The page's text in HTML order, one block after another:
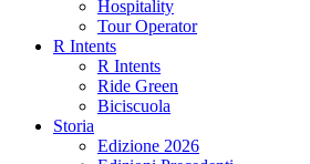
Hospitality
Tour Operator
R Intents
R Intents
Ride Green
Biciscuola
Storia
Edizione 2026